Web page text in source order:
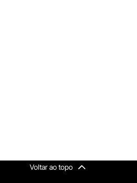
Voltar ao topo